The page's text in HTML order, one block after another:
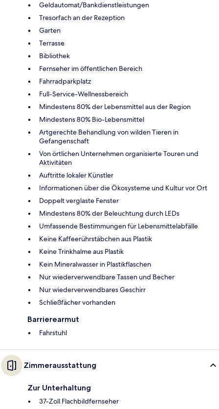
Geldautomat/Bankdienstleistungen
Tresorfach an der Rezeption
Garten
Terrasse
Bibliothek
Fernseher im öffentlichen Bereich
Fahrradparkplatz
Full-Service-Wellnessbereich
Mindestens 80% der Lebensmittel aus der Region
Mindestens 80% Bio-Lebensmittel
Artgerechte Behandlung von wilden Tieren in
Gefangenschaft
Von örtlichen Unternehmen organisierte Touren und
Aktivitäten
Auftritte lokaler Künstler
Informationen über die Ökosysteme und Kultur vor Ort
Doppelt verglaste Fenster
Mindestens 80% der Beleuchtung durch LEDs
Umfassende Bestimmungen für Lebensmittelabfälle
Keine Kaffeerührstäbchen aus Plastik
Keine Trinkhalme aus Plastik
Kein Mineralwasser in Plastikflaschen
Nur wiederverwendbare Tassen und Becher
Nur wiederverwendbares Geschirr
Schließfächer vorhanden
Barrierearmut
Fahrstuhl
Zimmerausstattung
Zur Unterhaltung
37-Zoll Flachbildfernseher